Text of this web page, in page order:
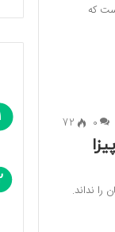
که
0
72
نداند.